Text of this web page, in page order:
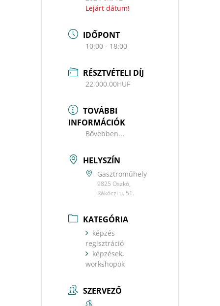
Lejárt dátum!
IDŐPONT
10:00 - 18:00
RÉSZTVÉTELI DÍJ
22,000.00HUF
TOVÁBBI
INFORMÁCIÓK
Bővebben...
HELYSZÍN
Gasztroműhely
9825 Oszkó,
Rákóczi u. 51.
KATEGÓRIA
képzés
regisztráció
képzések,
workshopok
SZERVEZŐ